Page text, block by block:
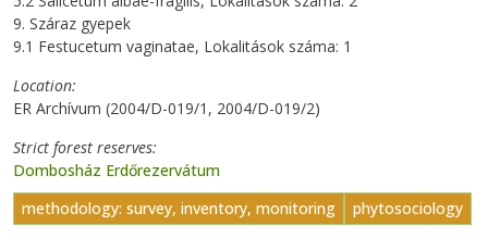
9. Száraz gyepek
9.1 Festucetum vaginatae, Lokalitások száma: 1
Location
ER Archívum (2004/D-019/1, 2004/D-019/2)
Strict forest reserves
Dombosház Erdőrezervátum
methodology: survey, inventory, monitoring
phytosociology